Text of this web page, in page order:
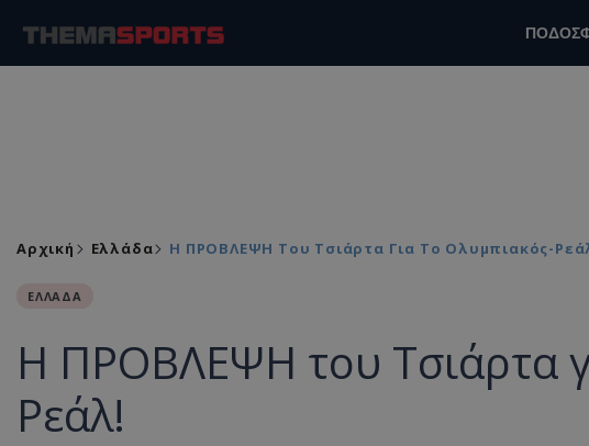
Αρχική Ελλάδα Η ΠΡΟΒΛΕΨΗ Του Τσιάρτα Για Το Ολυμπιακός-
ΕΛΛΑΔΑ
Η ΠΡΟΒΛΕΨΗ του Τσιάρτα
Ρεάλ!